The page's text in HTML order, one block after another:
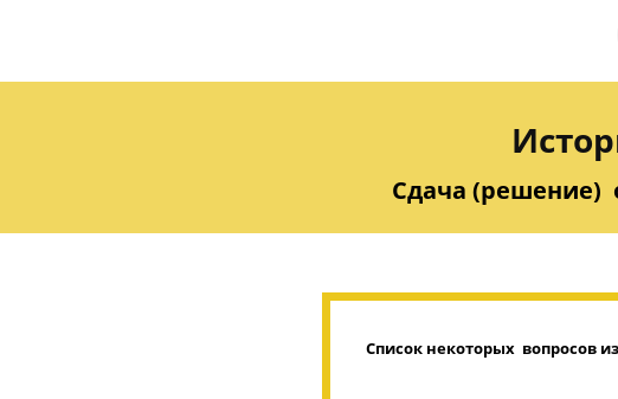
Сдача (решение)
Список некоторых вопросов